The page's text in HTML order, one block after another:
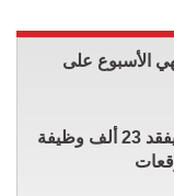
الأسبوع على
الاقتصاد الأميركي يفقد 23 ألف وظيفة